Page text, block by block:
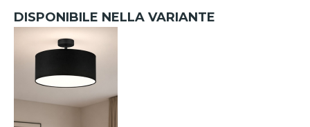
DISPONIBILE NELLA VARIANTE